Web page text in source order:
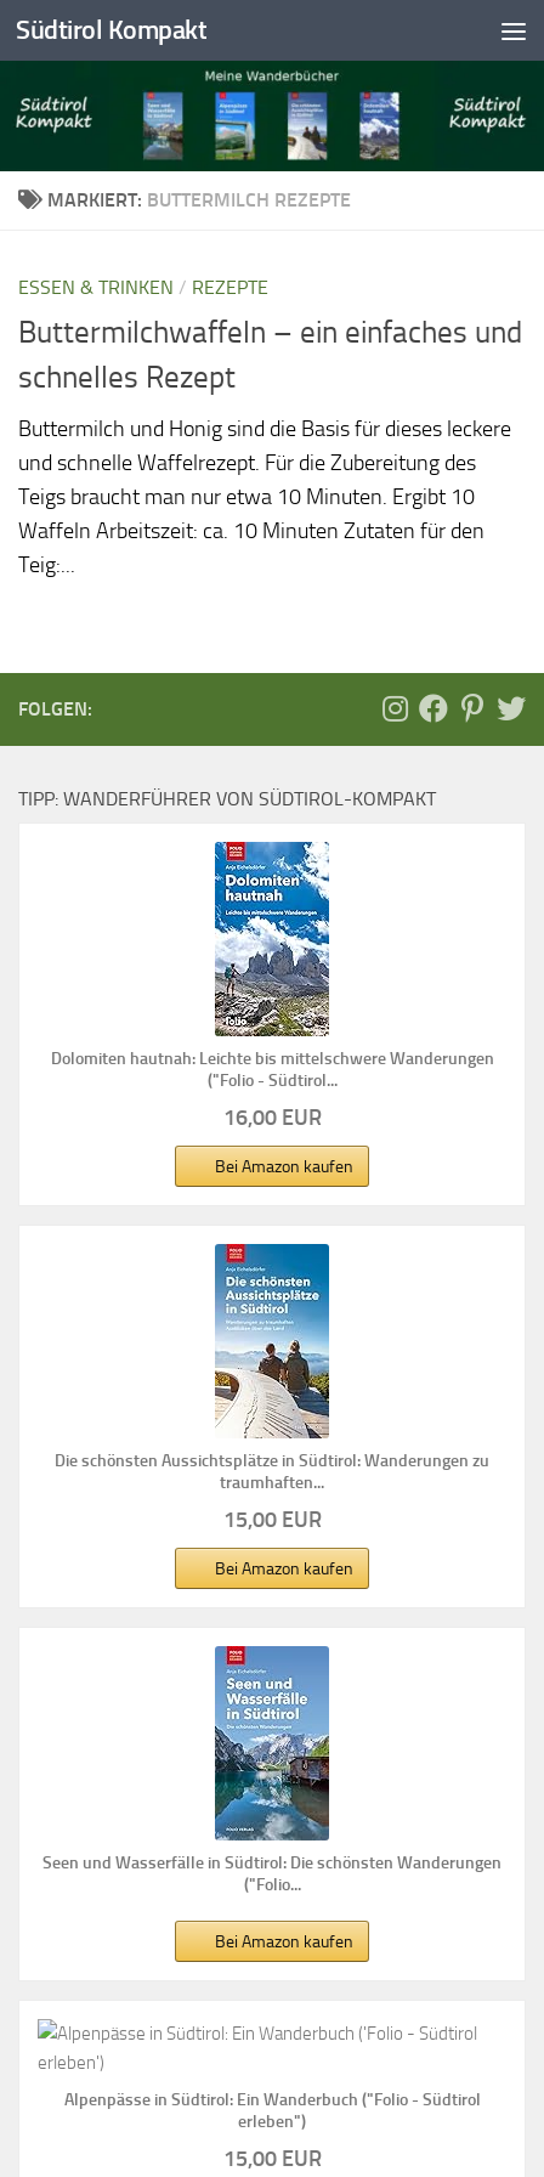
Skip to content
Südtirol Kompakt
MARKIERT: BUTTERMILCH REZEPTE
ESSEN & TRINKEN / REZEPTE
Buttermilchwaffeln – ein einfaches und
schnelles Rezept
Buttermilch und Honig sind die Basis für dieses leckere
und schnelle Waffelrezept. Für die Zubereitung des
Teigs braucht man nur etwa 10 Minuten. Ergibt 10
Waffeln Arbeitszeit: ca. 10 Minuten Zutaten für den
Teig:...
FOLGEN:
TIPP: WANDERFÜHRER VON SÜDTIROL-KOMPAKT
Dolomiten hautnah: Leichte bis mittelschwere Wanderungen
("Folio - Südtirol...
16,00 EUR
Bei Amazon kaufen
Die schönsten Aussichtsplätze in Südtirol: Wanderungen zu
traumhaften...
15,00 EUR
Bei Amazon kaufen
Seen und Wasserfälle in Südtirol: Die schönsten Wanderungen
("Folio...
Bei Amazon kaufen
Alpenpässe in Südtirol: Ein Wanderbuch ("Folio - Südtirol
erleben")
15,00 EUR